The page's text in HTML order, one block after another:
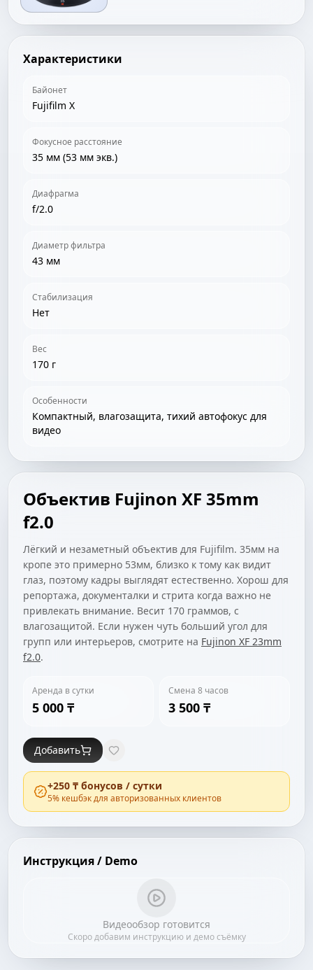
Характеристики
Байонет
Fujifilm X
Фокусное расстояние
35 мм (53 мм экв.)
Диафрагма
f/2.0
Диаметр фильтра
43 мм
Стабилизация
Нет
Вес
170 г
Особенности
Компактный, влагозащита, тихий автофокус для
видео
Объектив Fujinon XF 35mm
f2.0
Лёгкий и незаметный объектив для Fujifilm. 35мм на
кропе это примерно 53мм, близко к тому как видит
глаз, поэтому кадры выглядят естественно. Хорош для
репортажа, документалки и стрита когда важно не
привлекать внимание. Весит 170 граммов, с
влагозащитой. Если нужен чуть больший угол для
групп или интерьеров, смотрите на Fujinon XF 23mm
f2.0.
Аренда в сутки
5 000 ₸
Смена 8 часов
3 500 ₸
Добавить
+250 ₸ бонусов / сутки
5% кешбэк для авторизованных клиентов
Инструкция / Demo
Видеообзор готовится
Скоро добавим инструкцию и демо съёмку